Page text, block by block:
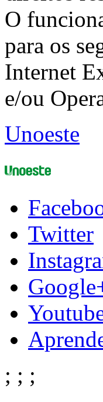
O
para os
Internet
e/ou
Unoeste
Twitter
; ; ;